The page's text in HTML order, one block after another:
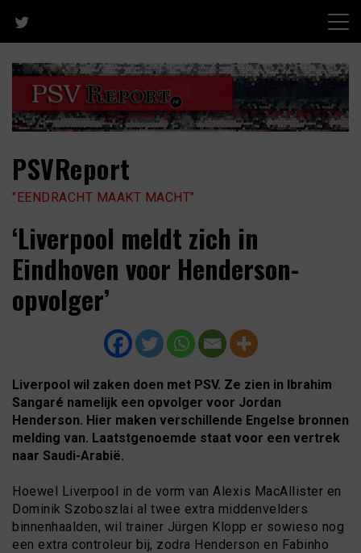
content
PSVReport
"EENDRACHT MAAKT MACHT"
‘Liverpool meldt zich in
Eindhoven voor Henderson-
opvolger’
Liverpool wil zaken doen met PSV. Ze zien in Ibrahim
Sangaré namelijk een opvolger voor Jordan
Henderson. Hier maken verschillende Engelse bronnen
melding van. Laatstgenoemde staat voor een vertrek
naar Saudi-Arabië.
Hoewel Liverpool in de vorm van Alexis MacAllister en
Dominik Szoboszlai al twee extra middenvelders
binnenhaalden, wil trainer Jürgen Klopp er sowieso nog
een extra controleur bij, zodra Henderson en Fabinho